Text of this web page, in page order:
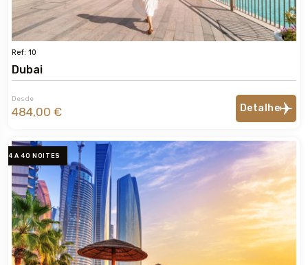
Ref: 10
Dubai
Desde
484,00 € Detalhe
4 A 40 NOITES